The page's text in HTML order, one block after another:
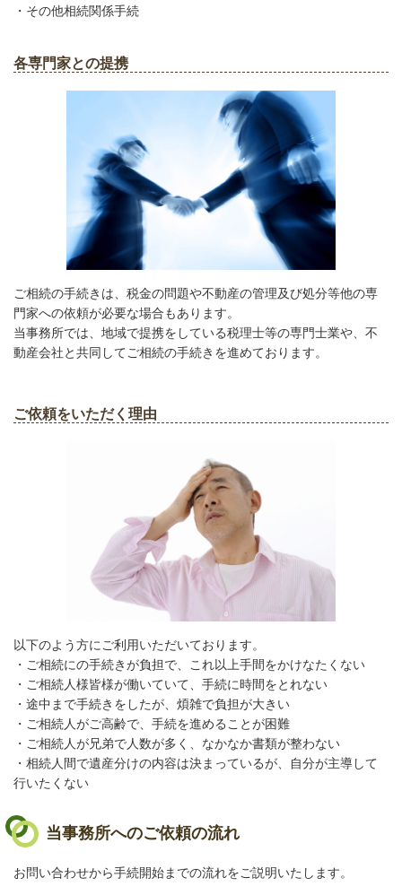
・その他相続関係手続
各専門家との提携
ご相続の手続きは、税金の問題や不動産の管理及び処分等他の専
門家への依頼が必要な場合もあります。
当事務所では、地域で提携をしている税理士等の専門士業や、不
動産会社と共同してご相続の手続きを進めております。
ご依頼をいただく理由
以下のよう方にご利用いただいております。
・ご相続にの手続きが負担で、これ以上手間をかけなたくない
・ご相続人様皆様が働いていて、手続に時間をとれない
・途中まで手続きをしたが、煩雑で負担が大きい
・ご相続人がご高齢で、手続を進めることが困難
・ご相続人が兄弟で人数が多く、なかなか書類が整わない
・相続人間で遺産分けの内容は決まっているが、自分が主導して
行いたくない
当事務所へのご依頼の流れ
お問い合わせから手続開始までの流れをご説明いたします。